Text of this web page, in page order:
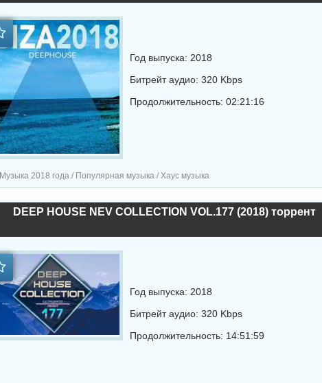
Год выпуска: 2018
Битрейт аудио: 320 Kbps
Продолжительность: 02:21:16
Музыка 2018 года / Популярная музыка / Хаус музыка
DEEP HOUSE NEV COLLECTION VOL.177 (2018) торрент
Год выпуска: 2018
Битрейт аудио: 320 Kbps
Продолжительность: 14:51:59